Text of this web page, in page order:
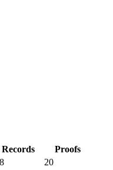
Records
Proofs
20